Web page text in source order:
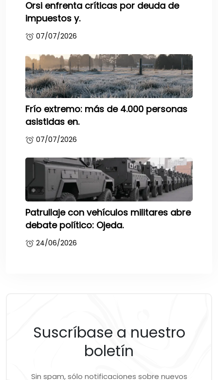
Orsi enfrenta críticas por deuda de
impuestos y.
07/07/2026
Frío extremo: más de 4.000 personas
asistidas en.
07/07/2026
Patrullaje con vehículos militares abre
debate político: Ojeda.
24/06/2026
Suscríbase a nuestro
boletín
Sin spam, sólo notificaciones sobre nuevos